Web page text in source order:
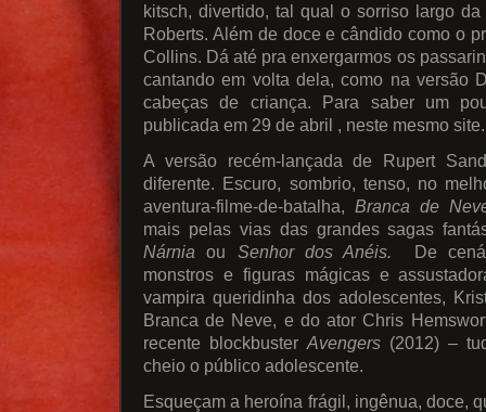
kitsch, divertido, tal qual o sorriso largo
Roberts. Além de doce e cândido como o
Collins. Dá até pra enxergarmos os
cantando em volta dela, como na versão
cabeças de criança. Para saber um
publicada em 29 de abril , neste mesmo site.
A versão recém-lançada de Rupert
diferente. Escuro, sombrio, tenso, no
aventura-filme-de-batalha,Branca de
mais pelas vias das grandes sagas
Nárnia ou Senhor dos Anéis.
De
monstros e figuras mágicas e
vampira queridinha dos adolescentes,
Branca de Neve, e do ator Chris
recente blockbuster Avengers(2012) –
cheio o público adolescente.
Esqueçam a heroína frágil, ingênua, doce,